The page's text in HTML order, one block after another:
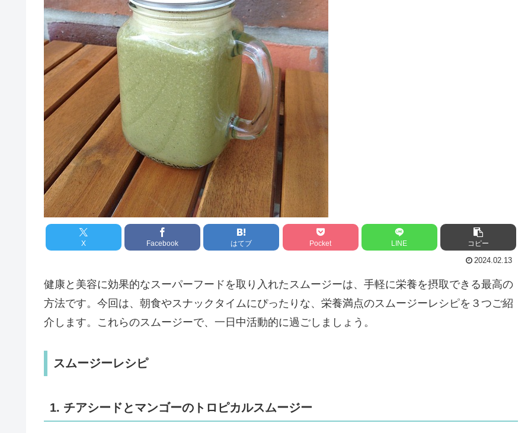
X Facebook はてブ Pocket LINE コピー
2024.02.13
健康と美容に効果的なスーパーフードを取り入れたスムージーは、手軽に栄養を摂取できる最高の
方法です。今回は、朝食やスナックタイムにぴったりな、栄養満点のスムージーレシピを３つご紹
介します。これらのスムージーで、一日中活動的に過ごしましょう。
スムージーレシピ
1. チアシードとマンゴーのトロピカルスムージー